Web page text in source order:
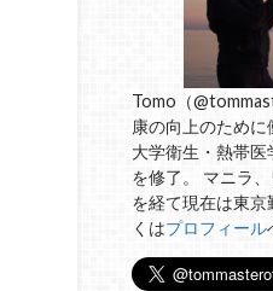
Tomo（
康の向上のため
大学衛生・熱帯
を修了。 マニラ
を経て現在は東
くはプロフィール